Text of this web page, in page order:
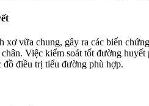
xơ vữa chung, gây ra các biến
Việc kiểm soát tốt đường
đồ điều trị tiểu đường phù hợp.